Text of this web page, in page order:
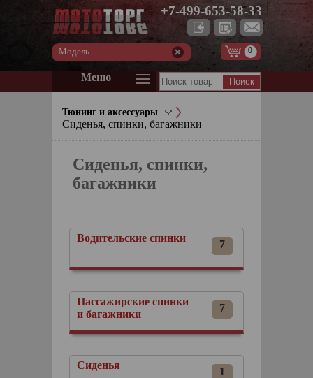
+7-499-653-58-33
Модель 0
Меню
Тюнинг и аксессуары
Сиденья, спинки, багажники
Сиденья, спинки,
багажники
Водительские спинки
7
Пассажирские спинки
и багажники
7
Сиденья
1